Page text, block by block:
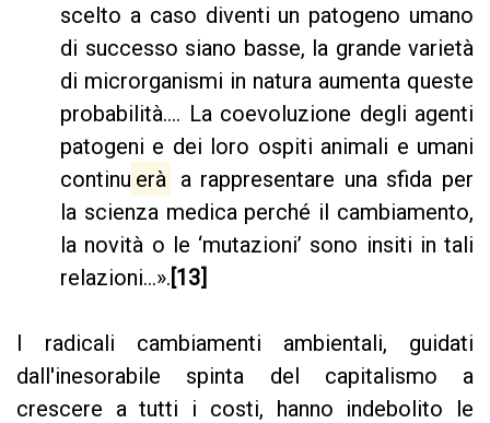
scelto a caso diventi un patogeno umano
di successo siano basse, la grande varietà
di microrganismi in natura aumenta queste
probabilità.... La coevoluzione degli agenti
patogeni e dei loro ospiti animali e umani
continu erà a rappresentare una sfida per
la scienza medica perché il cambiamento,
la novità o le ‘mutazioni’ sono insiti in tali
relazioni...».[13]
I radicali cambiamenti ambientali, guidati
dall'inesorabile spinta del capitalismo a
crescere a tutti i costi, hanno indebolito le